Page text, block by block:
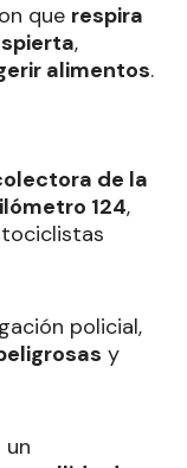
que respira
,
alimentos.
de la
124,
policial,
y